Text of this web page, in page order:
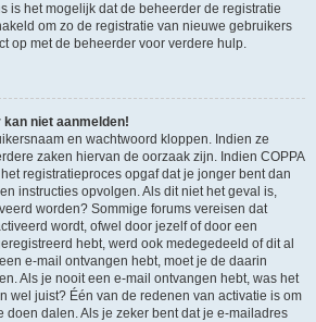
is het mogelijk dat de beheerder de registratie
om zo de registratie van nieuwe gebruikers
op met de beheerder voor verdere hulp.
kan niet aanmelden!
en wachtwoord kloppen. Indien ze
zaken hiervan de oorzaak zijn. Indien COPPA
registratieproces opgaf dat je jonger bent dan
instructies opvolgen. Als dit niet het geval is,
worden? Sommige forums vereisen dat
wordt, ofwel door jezelf of door een
hebt, werd ook medegedeeld of dit al
e-mail ontvangen hebt, moet je de daarin
Als je nooit een e-mail ontvangen hebt, was het
wel juist? Één van de redenen van activatie is om
doen dalen. Als je zeker bent dat je e-mailadres